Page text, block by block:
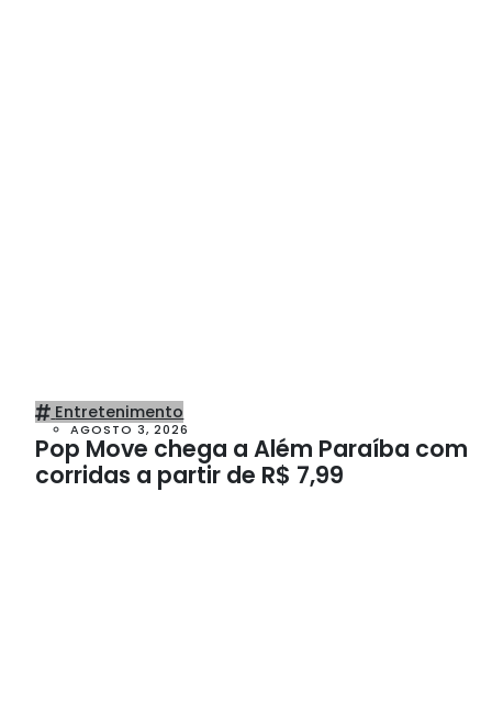
Entretenimento
AGOSTO 3, 2026
Pop Move chega a Além Paraíba com
corridas a partir de R$ 7,99